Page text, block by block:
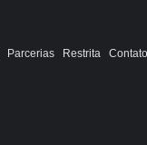
Parcerias Restrita Contato